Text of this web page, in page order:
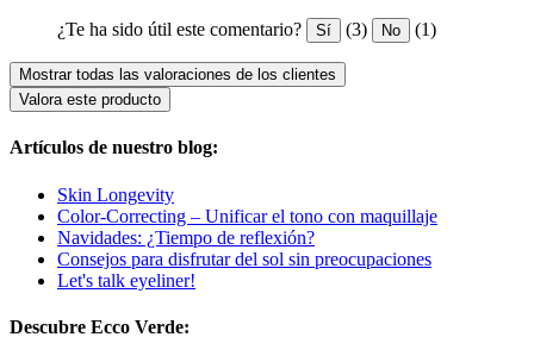
¿Te ha sido útil este comentario? Sí (3) No (1)
Mostrar todas las valoraciones de los clientes
Valora este producto
Artículos de nuestro blog:
Skin Longevity
Color-Correcting – Unificar el tono con maquillaje
Navidades: ¿Tiempo de reflexión?
Consejos para disfrutar del sol sin preocupaciones
Let's talk eyeliner!
Descubre Ecco Verde: